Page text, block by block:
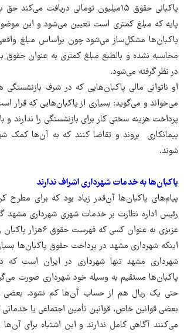
پاکبانی حقوق ۱۵میلیون تومانی دریافت
پایه که مبلغ کمتری است تعیین می‌شود و این
پاکبان‌ها مشکل‌ساز می‌شود چون براساس مبلغ
محاسبه نشده و بالطبع مبلغ کمتری به عنوان حقوق
در نظر گرفته می‌شود.
او ناتوانی مالی پاکبان‌هایی که در شرف
می‌خواند و می‌گوید: بسیاری از پاکبان‌هایی که قرار
پرداخت هزینه سختی کار برای بازنشستگی را ندارند
پیمانکاری بروند و تقاضا کنند که به آن‌ها کمک
شوند.
پاکبان‌ها به خدمات شهرداری اشراف ندارند
پیام‌های پاکبان‌ها آن‌قدر زیاد بود که برای مطرح
رئیس اداره نظارت بر خدمات شهری شهرداری مشهد
عزیزی به عنوان کسی که
اینکه شهرداری مشهد در پرداخت حقوق پاکبان‌ها
شهرداری مشهد تنها شهرداری در ایران است
پاکبان‌ها مستقیم به وسیله خود شهرداری صورت
حتی یک ریال هم از حساب آن‌ها کم نشود. بعضی
بعضی قوانین خاص، قوانین تأمین اجتماعی یا
می‌کنند آگاهی کامل ندارند و این اشتباه برای